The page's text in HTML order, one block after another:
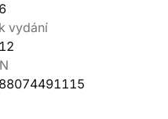
vydání